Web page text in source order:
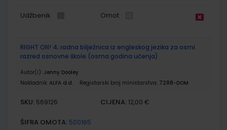
Udžbenik Omot
RIGHT ON! 4; radna bilježnica iz engleskog jezika za osmi
razred osnovne škole (osma godina učenja)
Autor(i): Jenny Dooley
Nakladnik: ALFA d.d. Registarski broj ministarstva: 7288-DOM
SKU: 569126 CIJENA: 12,00 €
ŠIFRA OMOTA: 500165